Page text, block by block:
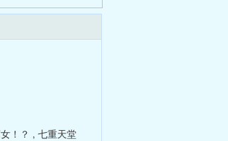
！？ , 七重天堂